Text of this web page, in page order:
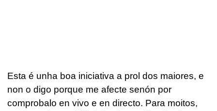
Esta é unha boa iniciativa a prol dos maiores, e
non o digo porque me afecte senón por
comprobalo en vivo e en directo. Para moitos,